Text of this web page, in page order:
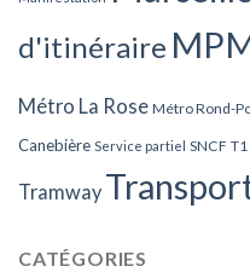
d'itinéraire
Métro La Rose Métro Rond-
Canebière Service partiel SNCF T1
Tramway
CATÉGORIES